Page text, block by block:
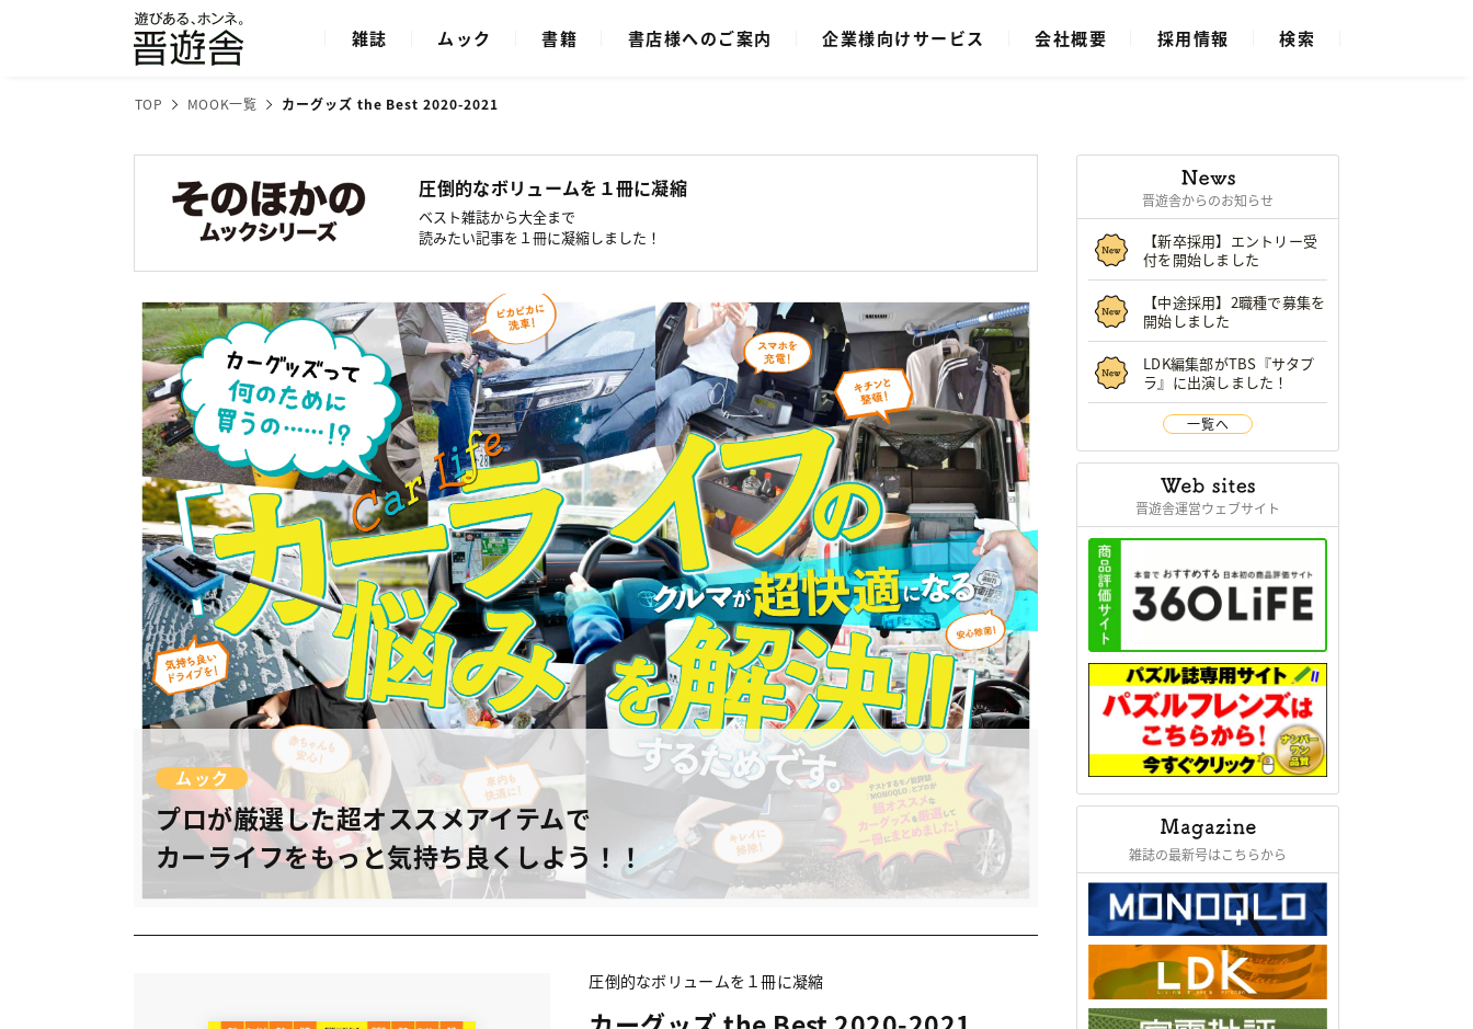
雑誌 ムック 書籍 書店様へのご案内 企業様向けサービス 会社概要 採用情報 検索
TOP MOOK一覧 カーグッズ the Best 2020-2021
圧倒的なボリュームを１冊に凝縮
ベスト雑誌から大全まで
読みたい記事を１冊に凝縮しました！
ムック
プロが厳選した超オススメアイテムで
カーライフをもっと気持ち良くしよう！！
圧倒的なボリュームを１冊に凝縮
晋遊舎からのお知らせ
【新卒採用】エントリー受
付を開始しました
【中途採用】2職種で募集を
開始しました
LDK編集部がTBS『サタプ
ラ』に出演しました！
一覧へ
晋遊舎運営ウェブサイト
雑誌の最新号はこちらから